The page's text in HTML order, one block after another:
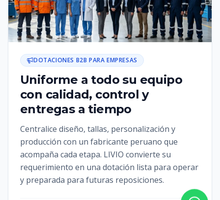
DOTACIONES B2B PARA EMPRESAS
Uniforme a todo su equipo
con calidad, control y
entregas a tiempo
Centralice diseño, tallas, personalización y
producción con un fabricante peruano que
acompaña cada etapa. LIVIO convierte su
requerimiento en una dotación lista para operar
y preparada para futuras reposiciones.